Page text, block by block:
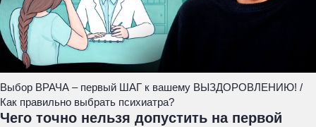
Выбор ВРАЧА – первый ШАГ к вашему ВЫЗДОРОВЛЕНИЮ! /
Как правильно выбрать психиатра?
Чего точно нельзя допустить на первой